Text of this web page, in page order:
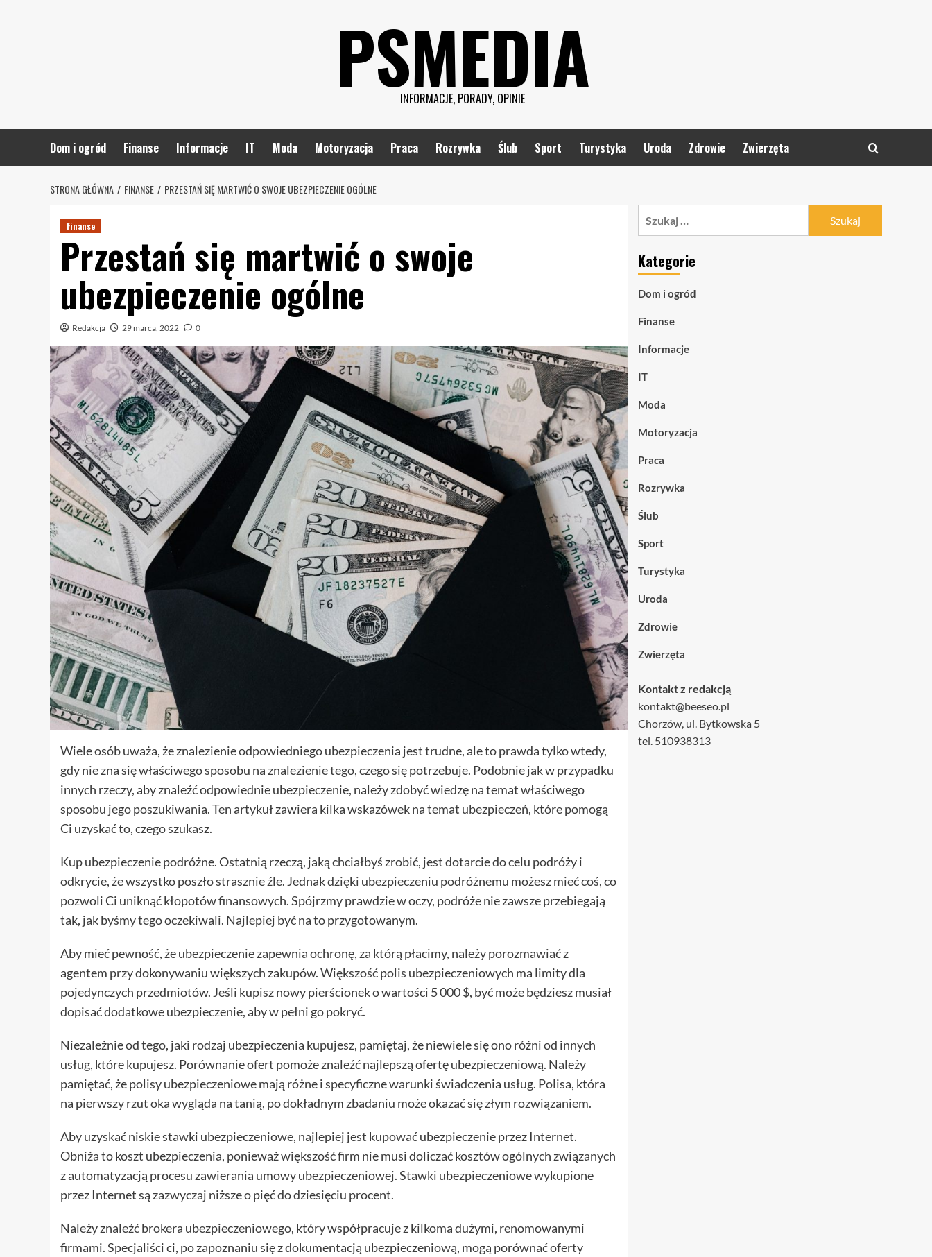
PSMEDIA
INFORMACJE, PORADY, OPINIE
Dom i ogród Finanse Informacje IT Moda Motoryzacja Praca Rozrywka Ślub Sport Turystyka Uroda Zdrowie Zwierzęta
STRONA GŁÓWNA FINANSE PRZESTAŃ SIĘ MARTWIĆ O SWOJE UBEZPIECZENIE OGÓLNE
Finanse
Przestań się martwić o swoje
ubezpieczenie ogólne
Redakcja 29 marca, 2022 0
Wiele osób uważa, że znalezienie odpowiedniego ubezpieczenia jest trudne, ale to prawda tylko wtedy,
gdy nie zna się właściwego sposobu na znalezienie tego, czego się potrzebuje. Podobnie jak w przypadku
innych rzeczy, aby znaleźć odpowiednie ubezpieczenie, należy zdobyć wiedzę na temat właściwego
sposobu jego poszukiwania. Ten artykuł zawiera kilka wskazówek na temat ubezpieczeń, które pomogą
Ci uzyskać to, czego szukasz.
Kup ubezpieczenie podróżne. Ostatnią rzeczą, jaką chciałbyś zrobić, jest dotarcie do celu podróży i
odkrycie, że wszystko poszło strasznie źle. Jednak dzięki ubezpieczeniu podróżnemu możesz mieć coś, co
pozwoli Ci uniknąć kłopotów finansowych. Spójrzmy prawdzie w oczy, podróże nie zawsze przebiegają
tak, jak byśmy tego oczekiwali. Najlepiej być na to przygotowanym.
Aby mieć pewność, że ubezpieczenie zapewnia ochronę, za którą płacimy, należy porozmawiać z
agentem przy dokonywaniu większych zakupów. Większość polis ubezpieczeniowych ma limity dla
pojedynczych przedmiotów. Jeśli kupisz nowy pierścionek o wartości 5 000 $, być może będziesz musiał
dopisać dodatkowe ubezpieczenie, aby w pełni go pokryć.
Niezależnie od tego, jaki rodzaj ubezpieczenia kupujesz, pamiętaj, że niewiele się ono różni od innych
usług, które kupujesz. Porównanie ofert pomoże znaleźć najlepszą ofertę ubezpieczeniową. Należy
pamiętać, że polisy ubezpieczeniowe mają różne i specyficzne warunki świadczenia usług. Polisa, która
na pierwszy rzut oka wygląda na tanią, po dokładnym zbadaniu może okazać się złym rozwiązaniem.
Aby uzyskać niskie stawki ubezpieczeniowe, najlepiej jest kupować ubezpieczenie przez Internet.
Obniża to koszt ubezpieczenia, ponieważ większość firm nie musi doliczać kosztów ogólnych związanych
z automatyzacją procesu zawierania umowy ubezpieczeniowej. Stawki ubezpieczeniowe wykupione
przez Internet są zazwyczaj niższe o pięć do dziesięciu procent.
Należy znaleźć brokera ubezpieczeniowego, który współpracuje z kilkoma dużymi, renomowanymi
firmami. Specjaliści ci, po zapoznaniu się z dokumentacją ubezpieczeniową, mogą porównać oferty
Kategorie
Dom i ogród
Finanse
Informacje
IT
Moda
Motoryzacja
Praca
Rozrywka
Ślub
Sport
Turystyka
Uroda
Zdrowie
Zwierzęta
Kontakt z redakcją
kontakt@beeseo.pl
Chorzów, ul. Bytkowska 5
tel. 510938313